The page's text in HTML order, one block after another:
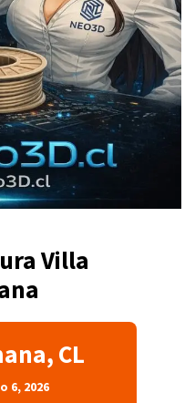
Villa
CL
6, 2026